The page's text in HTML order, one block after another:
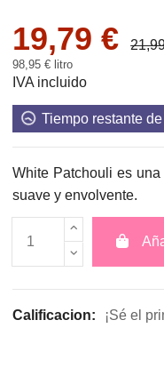
19,79 €
98,95 € litro
IVA incluido
Tiempo restante
White Patchouli es
suave y envolvente.
Calificacion: ¡Sé el